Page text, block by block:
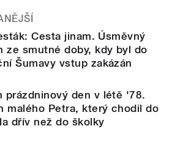
Cesta jinam. Úsměvný
ze smutné doby, kdy byl do
Šumavy vstup zakázán
prázdninový den v létě '78.
malého Petra, který chodil do
dřív než do školky